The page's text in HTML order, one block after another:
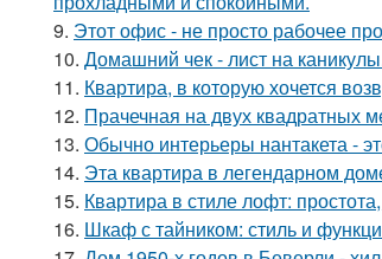
9. Этот офис - не просто рабочее
10. Домашний чек - лист на
11. Квартира, в которую хочется
12. Прачечная на двух квадратных
13. Обычно интерьеры нантакета -
14. Эта квартира в легендарном
15. Квартира в стиле лофт:
16. Шкаф с тайником: стиль и